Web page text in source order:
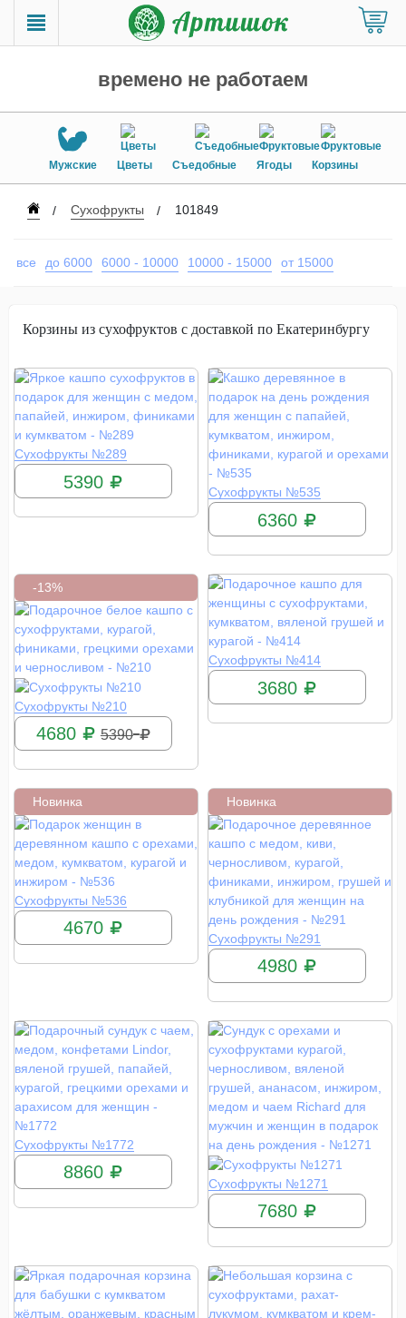
времено не работаем
Мужские Цветы Съедобные Ягоды Корзины
Сухофрукты 101849
все до 6000 6000 - 10000 10000 - 15000 от 15000
Корзины из сухофруктов с доставкой по Екатеринбургу
Сухофрукты №289
КУПИТЬ
5390
Сухофрукты №535
КУПИТЬ
6360
-13%
Сухофрукты №210
КУПИТЬ
4680
5390
Сухофрукты №414
КУПИТЬ
3680
Новинка
Сухофрукты №536
КУПИТЬ
4670
Новинка
Сухофрукты №291
КУПИТЬ
4980
Сухофрукты №1772
КУПИТЬ
8860
Сухофрукты №1271
КУПИТЬ
7680